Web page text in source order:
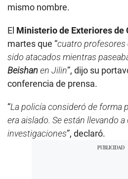
mismo nombre.
El Ministerio de Exteriores de
martes que “cuatro profesores
sido atacados mientras
Beishanen Jilin”, dijo su
conferencia de prensa.
“La policía consideró de forma
era aislado. Se están llevando a
investigaciones”, declaró.